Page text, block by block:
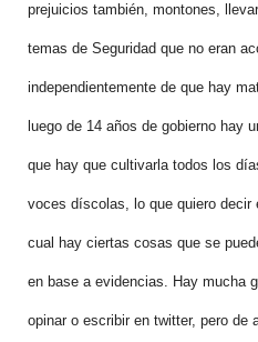
prejuicios también, montones,
temas de Seguridad que no eran
independientemente de que hay
luego de 14 años de gobierno hay
que hay que cultivarla todos los
voces díscolas, lo que quiero decir
cual hay ciertas cosas que se
en base a evidencias. Hay mucha
opinar o escribir en twitter, pero de